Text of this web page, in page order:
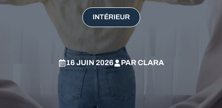
INTÉRIEUR
16 JUIN 2026 PAR CLARA